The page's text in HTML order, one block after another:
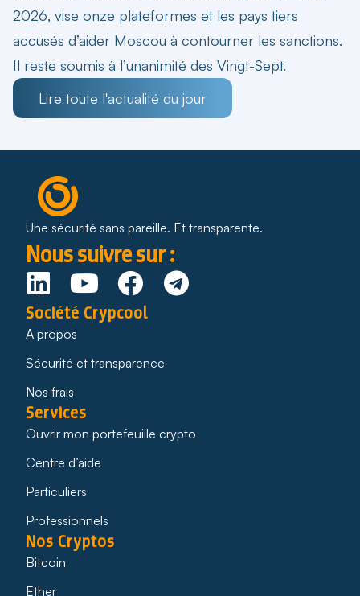
2026, vise onze plateformes et les pays tiers
accusés d’aider Moscou à contourner les sanctions.
Il reste soumis à l’unanimité des Vingt-Sept.
Lire toute l'actualité du jour
Une sécurité sans pareille. Et transparente.
Nous suivre sur :
Société Crypcool
A propos
Sécurité et transparence
Nos frais
Services
Ouvrir mon portefeuille crypto
Centre d’aide
Particuliers
Professionnels
Nos Cryptos
Bitcoin
Ether